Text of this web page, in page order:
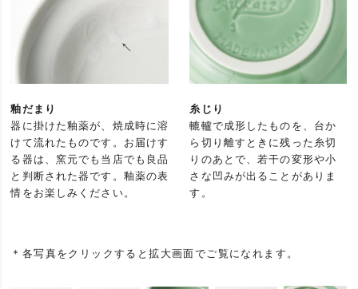
釉だまり
器に掛けた釉薬が、焼成時に溶
けて流れたものです。お届けす
る器は、窯元でも当店でも良品
と判断された器です。釉薬の表
情をお楽しみください。
糸じり
轆轤で成形したものを、台か
ら切り離すときに残った糸切
りのあとで、若干の変形や小
さな凹みが出ることがありま
す。
＊各写真をクリックすると拡大画面でご覧になれます。